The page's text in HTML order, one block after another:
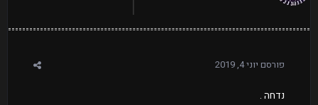
פורסם יוני 4, 2019
נדחה .